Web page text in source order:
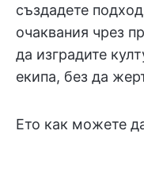
създадете
очаквания чрез
да изградите
екипа, без да
Ето как можете